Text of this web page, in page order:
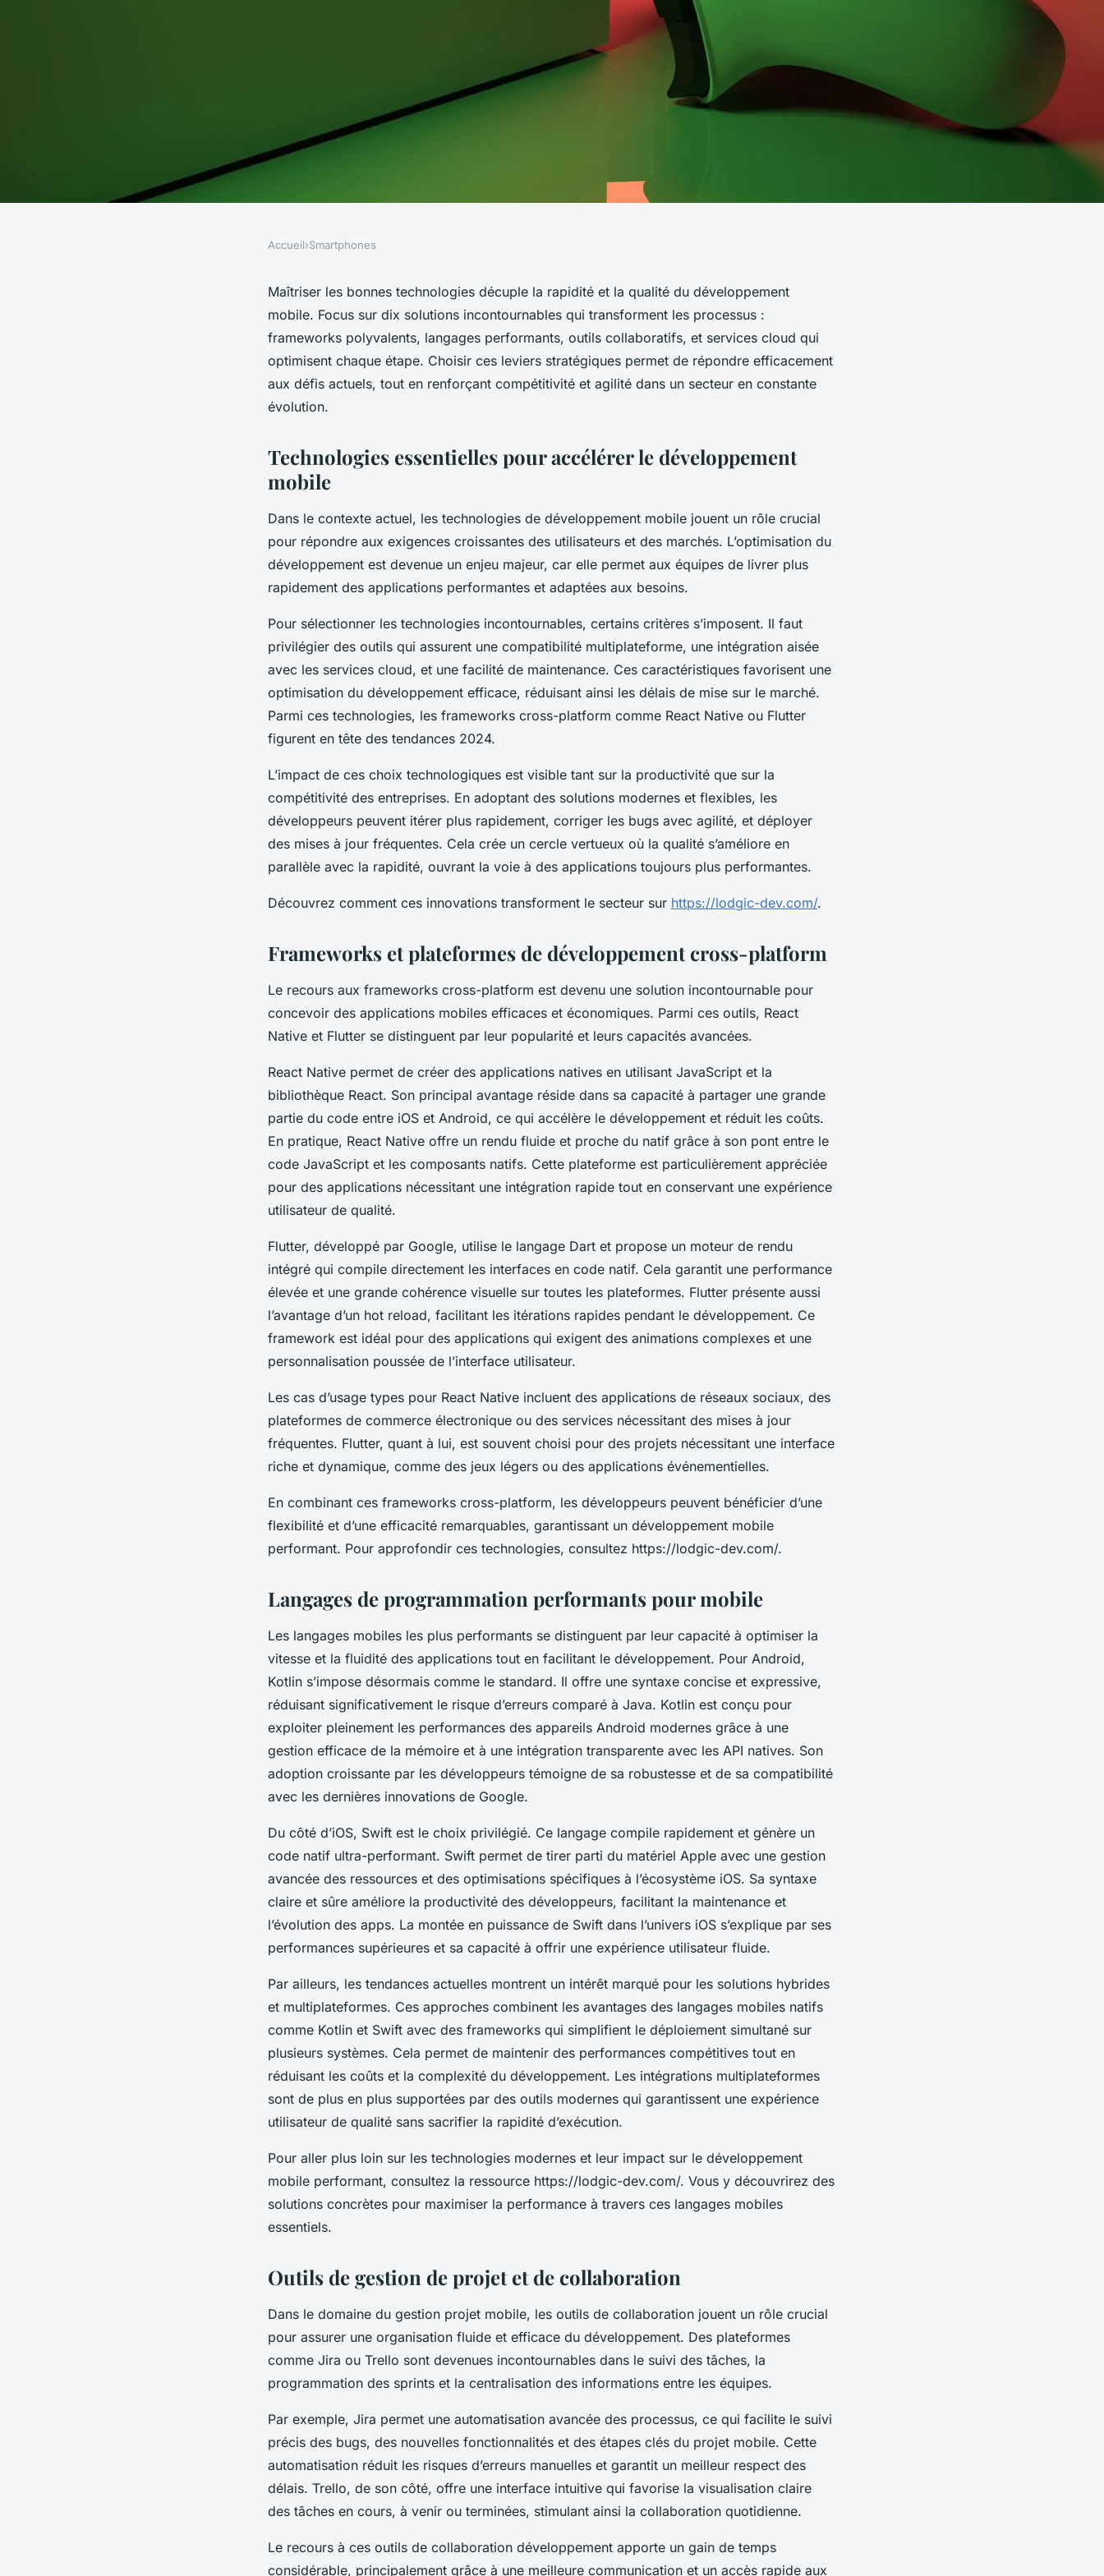
10 technologies incontournables pour
booster le développement mobile
Accueil›Smartphones
Maîtriser les bonnes technologies décuple la rapidité et la qualité du développement
mobile. Focus sur dix solutions incontournables qui transforment les processus :
frameworks polyvalents, langages performants, outils collaboratifs, et services cloud qui
optimisent chaque étape. Choisir ces leviers stratégiques permet de répondre efficacement
aux défis actuels, tout en renforçant compétitivité et agilité dans un secteur en constante
évolution.
Technologies essentielles pour accélérer le développement
mobile
Dans le contexte actuel, les technologies de développement mobile jouent un rôle crucial
pour répondre aux exigences croissantes des utilisateurs et des marchés. L’optimisation du
développement est devenue un enjeu majeur, car elle permet aux équipes de livrer plus
rapidement des applications performantes et adaptées aux besoins.
Pour sélectionner les technologies incontournables, certains critères s’imposent. Il faut
privilégier des outils qui assurent une compatibilité multiplateforme, une intégration aisée
avec les services cloud, et une facilité de maintenance. Ces caractéristiques favorisent une
optimisation du développement efficace, réduisant ainsi les délais de mise sur le marché.
Parmi ces technologies, les frameworks cross-platform comme React Native ou Flutter
figurent en tête des tendances 2024.
L’impact de ces choix technologiques est visible tant sur la productivité que sur la
compétitivité des entreprises. En adoptant des solutions modernes et flexibles, les
développeurs peuvent itérer plus rapidement, corriger les bugs avec agilité, et déployer
des mises à jour fréquentes. Cela crée un cercle vertueux où la qualité s’améliore en
parallèle avec la rapidité, ouvrant la voie à des applications toujours plus performantes.
Découvrez comment ces innovations transforment le secteur sur https://lodgic-dev.com/.
Frameworks et plateformes de développement cross-platform
Le recours aux frameworks cross-platform est devenu une solution incontournable pour
concevoir des applications mobiles efficaces et économiques. Parmi ces outils, React
Native et Flutter se distinguent par leur popularité et leurs capacités avancées.
React Native permet de créer des applications natives en utilisant JavaScript et la
bibliothèque React. Son principal avantage réside dans sa capacité à partager une grande
partie du code entre iOS et Android, ce qui accélère le développement et réduit les coûts.
En pratique, React Native offre un rendu fluide et proche du natif grâce à son pont entre le
code JavaScript et les composants natifs. Cette plateforme est particulièrement appréciée
pour des applications nécessitant une intégration rapide tout en conservant une expérience
utilisateur de qualité.
Flutter, développé par Google, utilise le langage Dart et propose un moteur de rendu
intégré qui compile directement les interfaces en code natif. Cela garantit une performance
élevée et une grande cohérence visuelle sur toutes les plateformes. Flutter présente aussi
l’avantage d’un hot reload, facilitant les itérations rapides pendant le développement. Ce
framework est idéal pour des applications qui exigent des animations complexes et une
personnalisation poussée de l’interface utilisateur.
Les cas d’usage types pour React Native incluent des applications de réseaux sociaux, des
plateformes de commerce électronique ou des services nécessitant des mises à jour
fréquentes. Flutter, quant à lui, est souvent choisi pour des projets nécessitant une interface
riche et dynamique, comme des jeux légers ou des applications événementielles.
En combinant ces frameworks cross-platform, les développeurs peuvent bénéficier d’une
flexibilité et d’une efficacité remarquables, garantissant un développement mobile
performant. Pour approfondir ces technologies, consultez https://lodgic-dev.com/.
Langages de programmation performants pour mobile
Les langages mobiles les plus performants se distinguent par leur capacité à optimiser la
vitesse et la fluidité des applications tout en facilitant le développement. Pour Android,
Kotlin s’impose désormais comme le standard. Il offre une syntaxe concise et expressive,
réduisant significativement le risque d’erreurs comparé à Java. Kotlin est conçu pour
exploiter pleinement les performances des appareils Android modernes grâce à une
gestion efficace de la mémoire et à une intégration transparente avec les API natives. Son
adoption croissante par les développeurs témoigne de sa robustesse et de sa compatibilité
avec les dernières innovations de Google.
Du côté d’iOS, Swift est le choix privilégié. Ce langage compile rapidement et génère un
code natif ultra-performant. Swift permet de tirer parti du matériel Apple avec une gestion
avancée des ressources et des optimisations spécifiques à l’écosystème iOS. Sa syntaxe
claire et sûre améliore la productivité des développeurs, facilitant la maintenance et
l’évolution des apps. La montée en puissance de Swift dans l’univers iOS s’explique par ses
performances supérieures et sa capacité à offrir une expérience utilisateur fluide.
Par ailleurs, les tendances actuelles montrent un intérêt marqué pour les solutions hybrides
et multiplateformes. Ces approches combinent les avantages des langages mobiles natifs
comme Kotlin et Swift avec des frameworks qui simplifient le déploiement simultané sur
plusieurs systèmes. Cela permet de maintenir des performances compétitives tout en
réduisant les coûts et la complexité du développement. Les intégrations multiplateformes
sont de plus en plus supportées par des outils modernes qui garantissent une expérience
utilisateur de qualité sans sacrifier la rapidité d’exécution.
Pour aller plus loin sur les technologies modernes et leur impact sur le développement
mobile performant, consultez la ressource https://lodgic-dev.com/. Vous y découvrirez des
solutions concrètes pour maximiser la performance à travers ces langages mobiles
essentiels.
Outils de gestion de projet et de collaboration
Dans le domaine du gestion projet mobile, les outils de collaboration jouent un rôle crucial
pour assurer une organisation fluide et efficace du développement. Des plateformes
comme Jira ou Trello sont devenues incontournables dans le suivi des tâches, la
programmation des sprints et la centralisation des informations entre les équipes.
Par exemple, Jira permet une automatisation avancée des processus, ce qui facilite le suivi
précis des bugs, des nouvelles fonctionnalités et des étapes clés du projet mobile. Cette
automatisation réduit les risques d’erreurs manuelles et garantit un meilleur respect des
délais. Trello, de son côté, offre une interface intuitive qui favorise la visualisation claire
des tâches en cours, à venir ou terminées, stimulant ainsi la collaboration quotidienne.
Le recours à ces outils de collaboration développement apporte un gain de temps
considérable, principalement grâce à une meilleure communication et un accès rapide aux